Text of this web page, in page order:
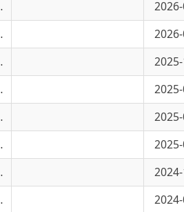
乌恰县商科工信局行政许可和其他对外管
2025-10-14
乌恰县商科工信局行政许可和其他对外管
2025-08-26
乌恰县商科工信局行政许可和其他对外管
2025-05-12
乌恰县商科工信局行政许可和其他对外管
2025-01-03
乌恰县商科工信局行政许可和其他对外管
2024-10-01
乌恰县商科工信局行政许可和其他对外管
2024-06-24
乌恰县商科工信局行政许可和其他对外管
2024-03-25
乌恰县商科工信局行政许可和其他对外管
2024-01-18
乌恰县商科工信局行政许可和其他对外管
2023-10-16